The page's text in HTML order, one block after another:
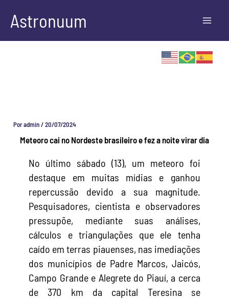
paraAstronuum
Poradmin/20/07/2024
Meteoro cai no Nordeste brasileiro e fez a noite virar dia
No último sábado (13), um meteoro foi
destaque em muitas mídias e ganhou
repercussão devido a sua magnitude.
Pesquisadores, cientista e observadores
pressupõe, mediante suas análises,
cálculos e triangulações que ele tenha
caído em terras piauenses, nas imediações
dos municípios de Padre Marcos, Jaicós,
Campo Grande e Alegrete do Piauí, a cerca
de 370 km da capital Teresina se